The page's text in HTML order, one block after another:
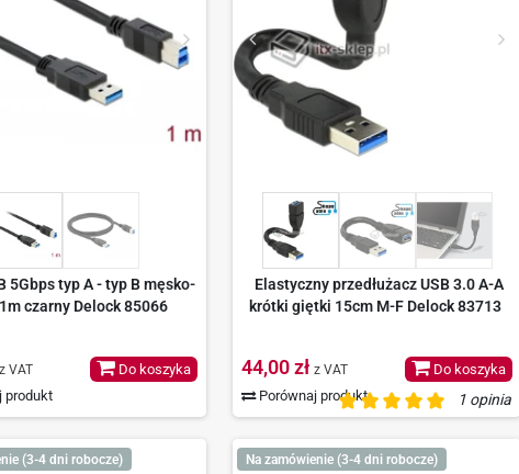
5Gbps typ A - typ B męsko-
czarny Delock 85066
z VAT
produkt
Do koszyka
1 opinia
Elastyczny przedłużacz USB 3.0 A-A
krótki giętki 15cm M-F Delock 83713
44,00 zł z VAT
Porównaj produkt
Do koszyka
(3-4 dni robocze) Na zamówienie (3-4 dni robocze)